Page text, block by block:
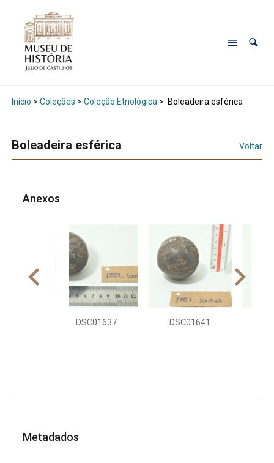
Início > Coleções > Coleção Etnológica > Boleadeira esférica
Boleadeira esférica Voltar
Anexos
DSC01637 DSC01641
Metadados